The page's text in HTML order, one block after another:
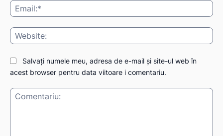
Salvați numele meu, adresa de e-mail și site-ul web în
acest browser pentru data viitoare i comentariu.